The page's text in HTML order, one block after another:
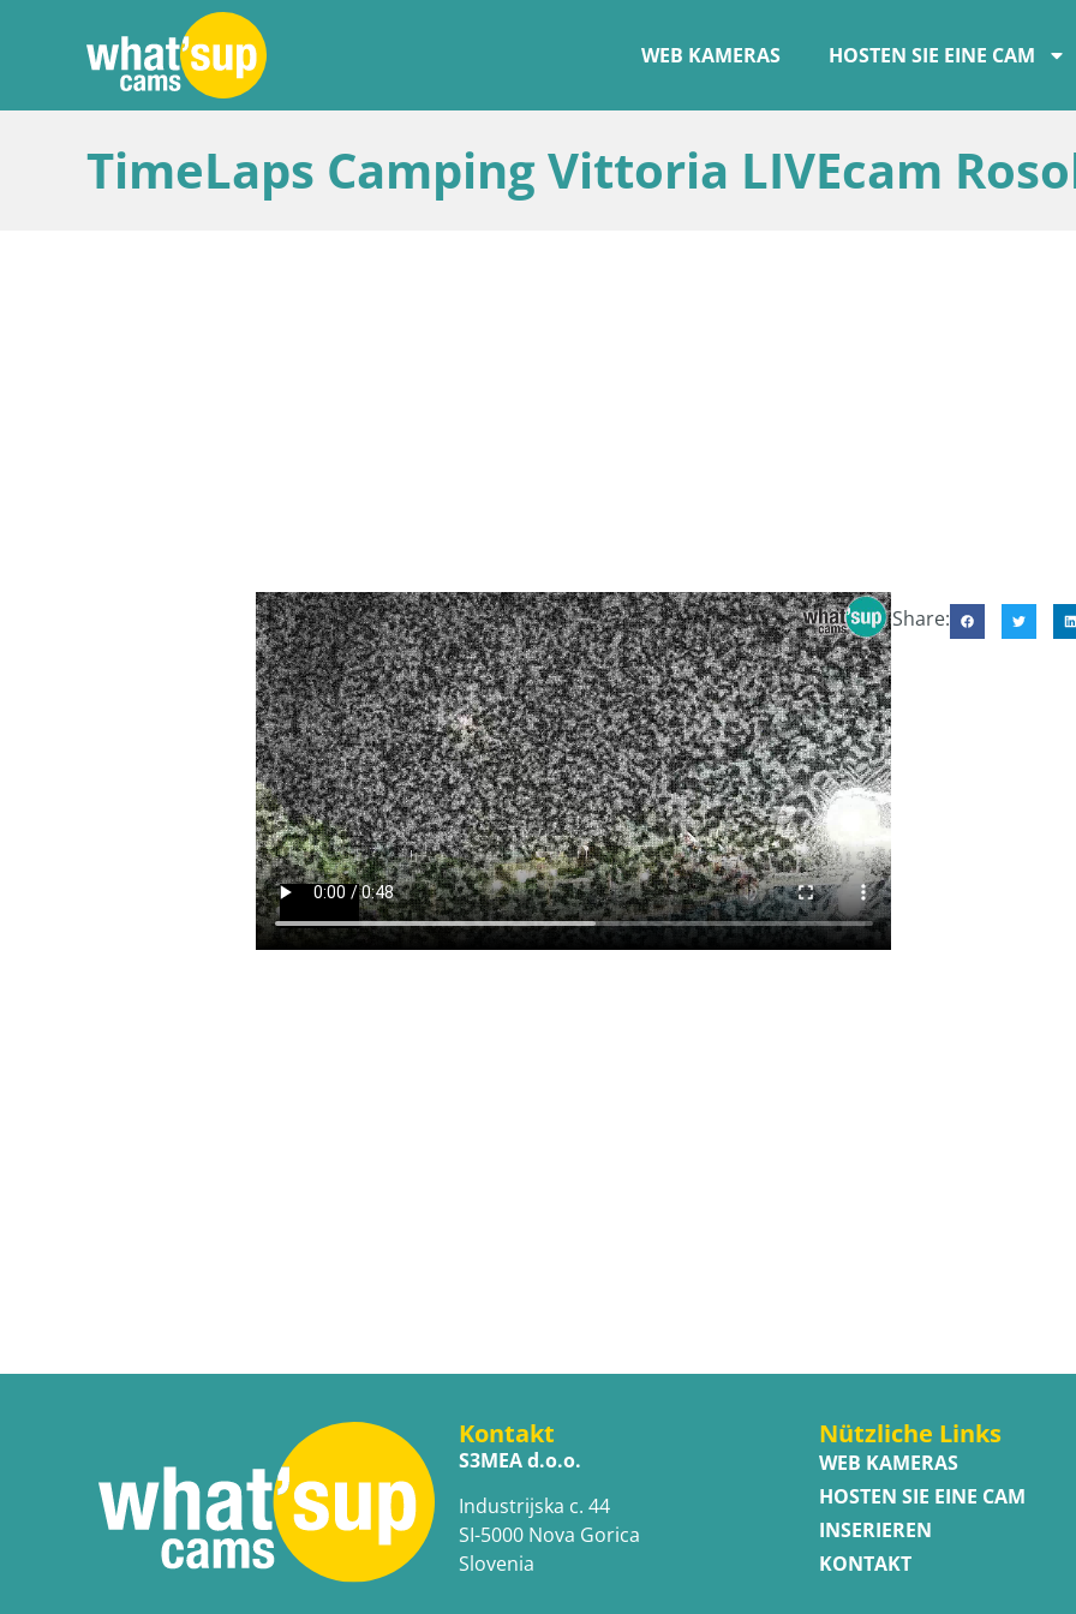
WEB KAMERAS HOSTEN SIE EINE CAM
TimeLaps Camping Vittoria LIVEcam
Share:
Kontakt
S3MEA d.o.o.
Industrijska c. 44
SI-5000 Nova Gorica
Slovenia
Nützliche Links
WEB KAMERAS
HOSTEN SIE EINE CAM
INSERIEREN
KONTAKT